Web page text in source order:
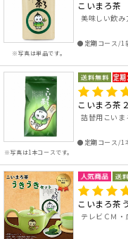
※写真は単品です。
こいまろ茶
美味しい飲
●定期コース/1
※写真は1本コースです。
こいまろ茶
詰替用こいま
●定期コース/1
こいまろ茶
テレビＣＭ